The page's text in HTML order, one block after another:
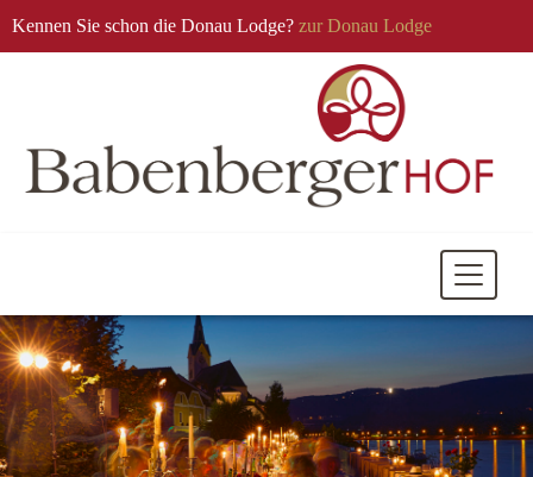
Kennen Sie schon die Donau Lodge? zur Donau Lodge
Mobile